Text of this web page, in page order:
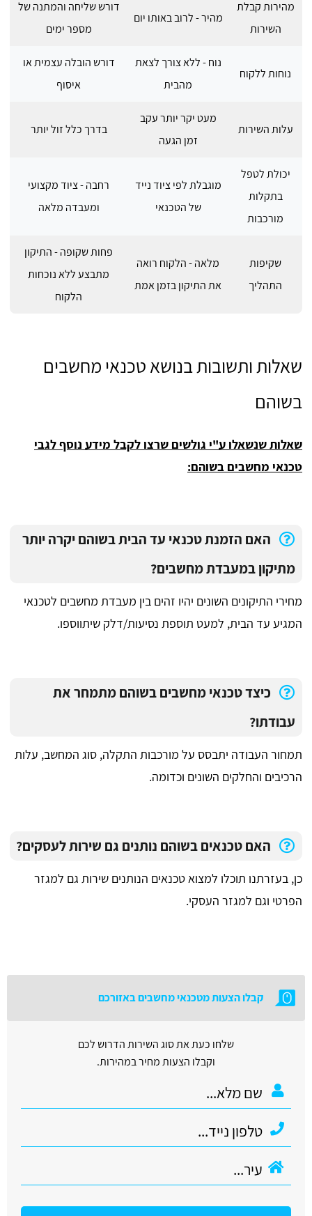
מהירות קבלת
השירות
מהיר - לרוב באותו יום
דורש שליחה והמתנה של
מספר ימים
נוחות ללקוח
נוח - ללא צורך לצאת
מהבית
דורש הובלה עצמית או
איסוף
עלות השירות
מעט יקר יותר עקב
זמן הגעה
בדרך כלל זול יותר
יכולת לטפל
בתקלות
מורכבות
מוגבלת לפי ציוד נייד
של הטכנאי
רחבה - ציוד מקצועי
ומעבדה מלאה
שקיפות
התהליך
מלאה - הלקוח רואה
את התיקון בזמן אמת
פחות שקופה - התיקון
מתבצע ללא נוכחות
הלקוח
שאלות ותשובות בנושא טכנאי מחשבים
בשוהם
שאלות שנשאלו ע"י גולשים שרצו לקבל מידע נוסף לגבי
טכנאי מחשבים בשוהם:
האם הזמנת טכנאי עד הבית בשוהם יקרה יותר
מתיקון במעבדת מחשבים?
מחירי התיקונים השונים יהיו זהים בין מעבדת מחשבים לטכנאי
המגיע עד הבית, למעט תוספת נסיעות/דלק שיתווספו.
כיצד טכנאי מחשבים בשוהם מתמחר את
עבודתו?
תמחור העבודה יתבסס על מורכבות התקלה, סוג המחשב, עלות
הרכיבים והחלקים השונים וכדומה.
האם טכנאים בשוהם נותנים גם שירות לעסקים?
כן, בעזרתנו תוכלו למצוא טכנאים הנותנים שירות גם למגזר
הפרטי וגם למגזר העסקי.
קבלו הצעות מטכנאי מחשבים באזורכם
שלחו כעת את סוג השירות הדרוש לכם
וקבלו הצעות מחיר במהירות.